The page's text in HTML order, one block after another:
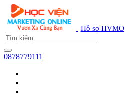
Hồ sơ HVMO
0878779111